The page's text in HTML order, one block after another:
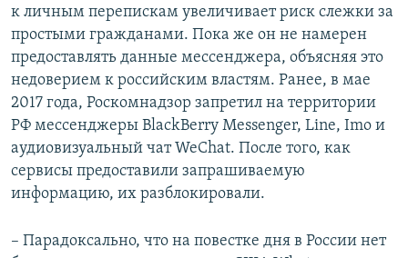
к личным перепискам увеличивает риск слежки за
простыми гражданами. Пока же он не намерен
предоставлять данные мессенджера, объясняя это
недоверием к российским властям. Ранее, в мае
2017 года, Роскомнадзор запретил на территории
РФ мессенджеры BlackBerry Messenger, Line, Imo и
аудиовизуальный чат WeChat. После того, как
сервисы предоставили запрашиваемую
информацию, их разблокировали.
– Парадоксально, что на повестке дня в России нет